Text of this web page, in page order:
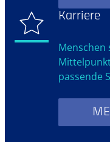
Karriere
Menschen
passende